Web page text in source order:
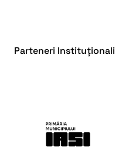
Parteneri Instituționali